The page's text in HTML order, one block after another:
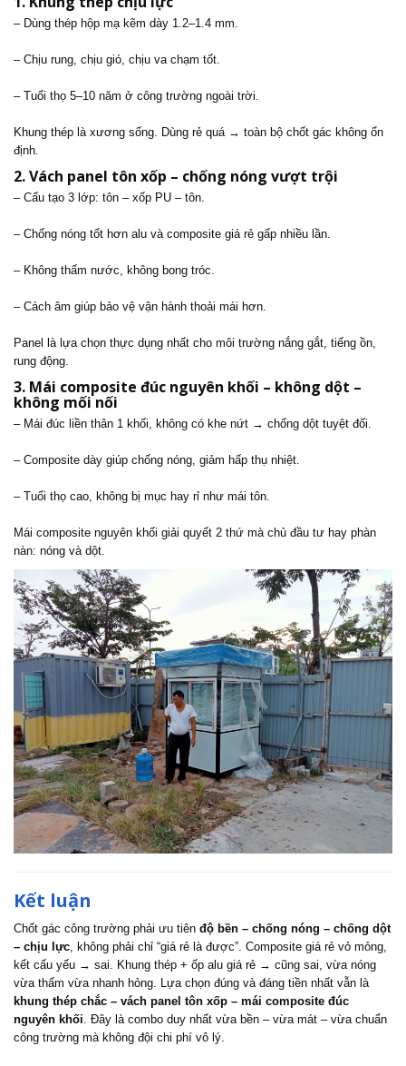
– Dùng thép hộp mạ kẽm dày 1.2–1.4 mm.
– Chịu rung, chịu gió, chịu va chạm tốt.
– Tuổi thọ 5–10 năm ở công trường ngoài trời.
Khung thép là xương sống. Dùng rẻ quá → toàn bộ chốt gác không ổn
định.
2. Vách panel tôn xốp – chống nóng vượt trội
– Cấu tạo 3 lớp: tôn – xốp PU – tôn.
– Chống nóng tốt hơn alu và composite giá rẻ gấp nhiều lần.
– Không thấm nước, không bong tróc.
– Cách âm giúp bảo vệ vận hành thoải mái hơn.
Panel là lựa chọn thực dụng nhất cho môi trường nắng gắt, tiếng ồn,
rung động.
3. Mái composite đúc nguyên khối – không dột –
không mối nối
– Mái đúc liền thân 1 khối, không có khe nứt → chống dột tuyệt đối.
– Composite dày giúp chống nóng, giảm hấp thụ nhiệt.
– Tuổi thọ cao, không bị mục hay rỉ như mái tôn.
Mái composite nguyên khối giải quyết 2 thứ mà chủ đầu tư hay phàn
nàn: nóng và dột.
Kết luận
Chốt gác công trường phải ưu tiên độ bền – chống nóng – chống dột
– chịu lực, không phải chỉ “giá rẻ là được”. Composite giá rẻ vỏ mỏng,
kết cấu yếu → sai. Khung thép + ốp alu giá rẻ → cũng sai, vừa nóng
vừa thấm vừa nhanh hỏng. Lựa chọn đúng và đáng tiền nhất vẫn là
khung thép chắc – vách panel tôn xốp – mái composite đúc
nguyên khối. Đây là combo duy nhất vừa bền – vừa mát – vừa chuẩn
công trường mà không đội chi phí vô lý.